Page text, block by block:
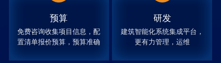
预算
免费咨询收集项目信息，配
置清单报价预算，预算准确
研发
建筑智能化系统集成平台，
更有力管理，运维